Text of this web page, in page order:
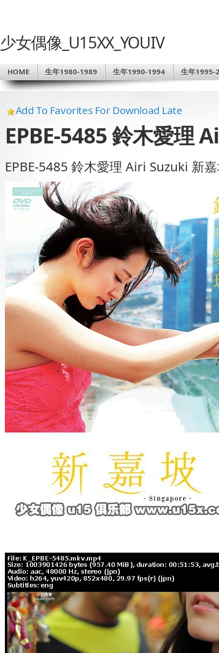
少女偶像_U15XX_YOUIV
HOME 生年1980-1989 生年1990-1994 生年1995-
Add To Favorites For Download Late
EPBE-5485 鈴木愛理
EPBE-5485 鈴木愛理 Airi Suzuki 新